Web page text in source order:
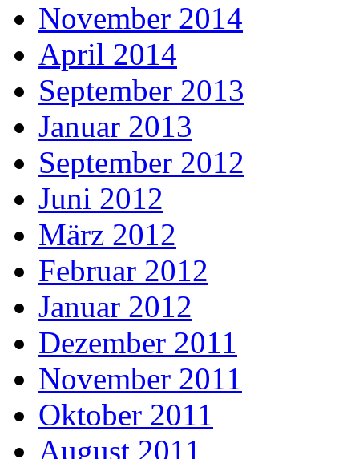
November 2014
April 2014
September 2013
Januar 2013
September 2012
Juni 2012
März 2012
Februar 2012
Januar 2012
Dezember 2011
November 2011
Oktober 2011
August 2011